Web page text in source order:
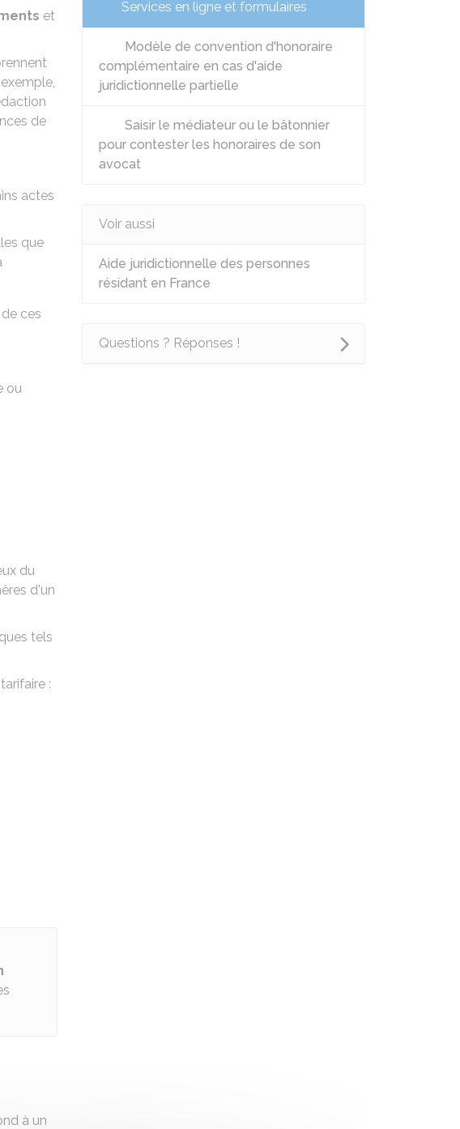
et
de
actes
que
ces
ou
du
d'un
tels
:
à un
Services en ligne et formulaires
Modèle de convention d'honoraire
complémentaire en cas d'aide
juridictionnelle partielle
Saisir le médiateur ou le bâtonnier
pour contester les honoraires de son
avocat
Voir aussi
Aide juridictionnelle des personnes
résidant en France
Questions ? Réponses !